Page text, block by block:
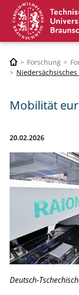
Forschung
Mobilität
20.02.2026
Deutsch-